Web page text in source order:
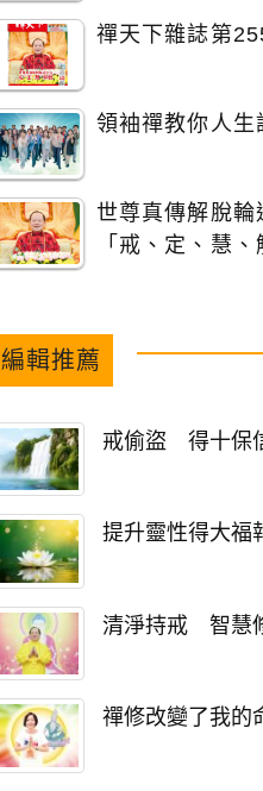
禪天下雜誌第
領袖禪教你人生
世尊真傳解脫輪
「戒、定、慧、
編輯推薦
戒偷盜 得十保
提升靈性得大福
清淨持戒 智慧
禪修改變了我的